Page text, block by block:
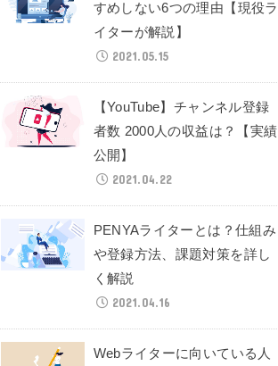
すめしない6つの理由【現役ラ
イターが解説】
2021.05.15
【YouTube】チャンネル登録
者数 2000人の収益は？【実績
公開】
2021.04.22
PENYAライターとは？仕組み
や登録方法、課題対策を詳し
く解説
2021.04.16
Webライターに向いている人